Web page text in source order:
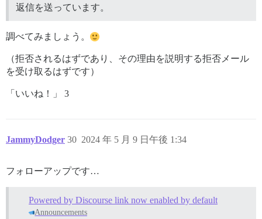
返信を送っています。
調べてみましょう。
（拒否されるはずであり、その理由を説明する拒否メール
を受け取るはずです）
「いいね！」 3
JammyDodger 2024 年 5 月 9 日午後 1:34
30
フォローアップです…
Powered by Discourse link now enabled by default
Announcements